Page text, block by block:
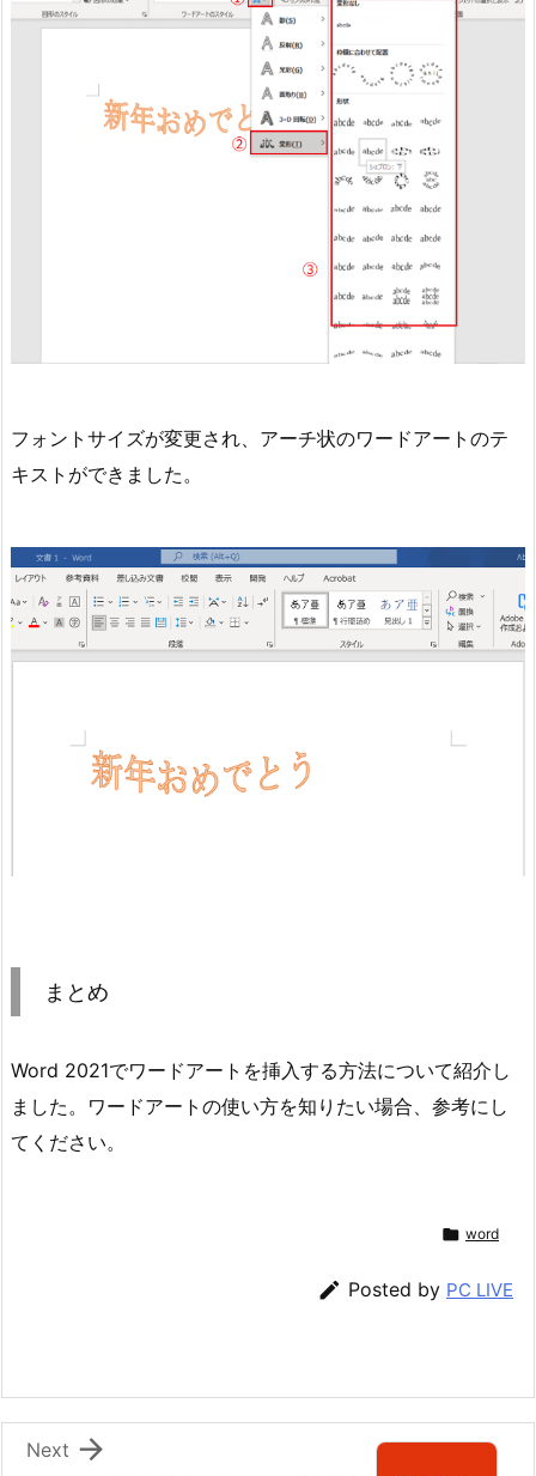
フォントサイズが変更され、アーチ状のワードアートのテ
キストができました。
まとめ
Word 2021でワードアートを挿入する方法について紹介し
ました。ワードアートの使い方を知りたい場合、参考にし
てください。
 word
 Posted by PC LIVE

Next